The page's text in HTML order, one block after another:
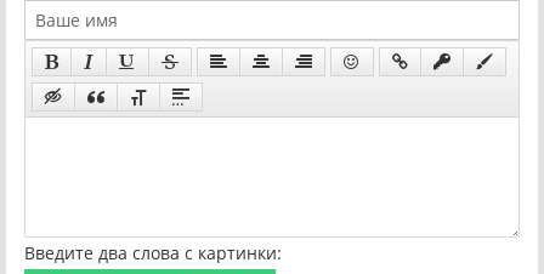
Введите два слова с картинки: